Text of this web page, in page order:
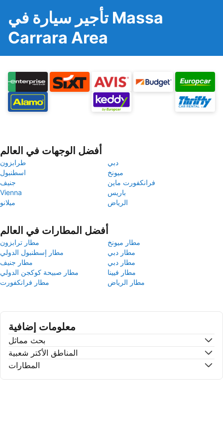
تأجير سيارة في Massa
Carrara Area
أفضل الوجهات في العالم
طرابزون
دبي
اسطنبول
ميونخ
جنيف
فرانكفورت ماين
Vienna
باريس
ميلانو
الرياض
أفضل المطارات في العالم
مطار ترابزون
مطار ميونخ
مطار إسطنبول الدولي
مطار دبي
مطار جنيف
مطار دبي
مطار صبيحة كوكجن الدولي
مطار فيينا
مطار فرانكفورت
مطار الرياض
معلومات إضافية
بحث مماثل
المناطق الأكتر شعبية
المطارات